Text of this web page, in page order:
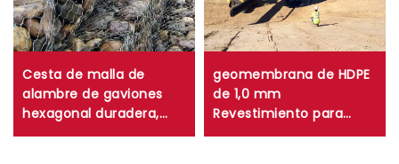
Cesta de malla de
alambre de gaviones
hexagonal duradera,
caja de gaviones de
geomembrana de HDPE
de 1,0 mm
Revestimiento para
estanque de granjas de